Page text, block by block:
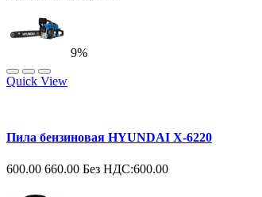
9%
Quick View
Пила бензиновая HYUNDAI X-6220
600.00 660.00 Без НДС:600.00